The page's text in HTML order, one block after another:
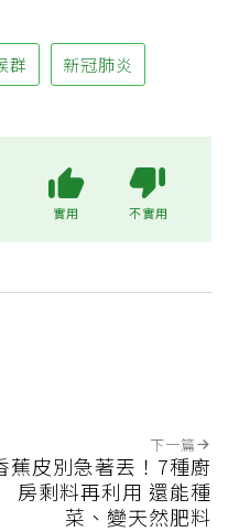
群 新冠肺炎
實用 不實用
下一篇
蕉皮別急著丟！7種廚
房剩料再利用 還能種
菜、變天然肥料